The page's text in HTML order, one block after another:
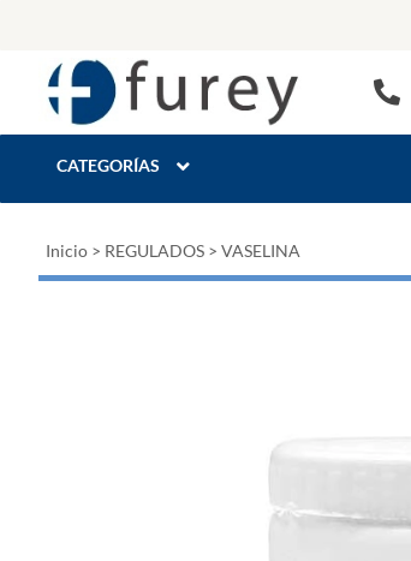
CATEGORÍAS
Inicio > REGULADOS > VASELINA